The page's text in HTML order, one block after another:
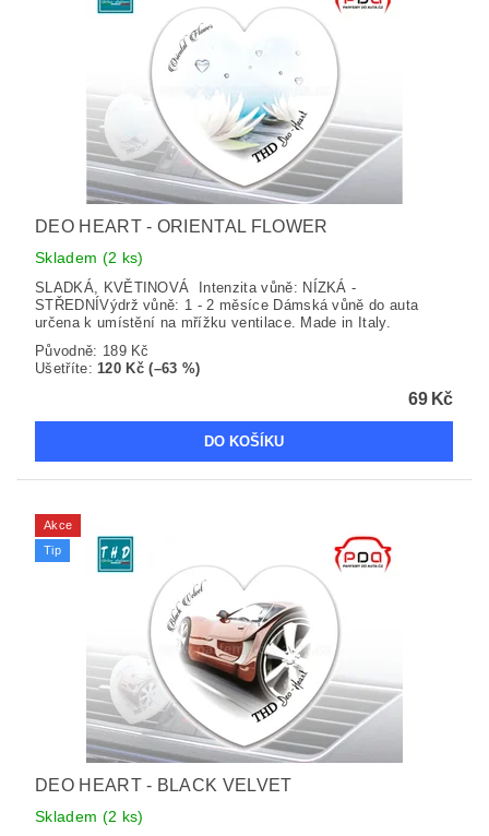
DEO HEART - ORIENTAL FLOWER
Skladem (2 ks)
SLADKÁ, KVĚTINOVÁ Intenzita vůně: NÍZKÁ -
STŘEDNÍVýdrž vůně: 1 - 2 měsíce Dámská vůně do auta
určena k umístění na mřížku ventilace. Made in Italy.
Původně: 189 Kč
Ušetříte:120 Kč (–63 %)
69 Kč
Akce
Tip
DEO HEART - BLACK VELVET
Skladem (2 ks)